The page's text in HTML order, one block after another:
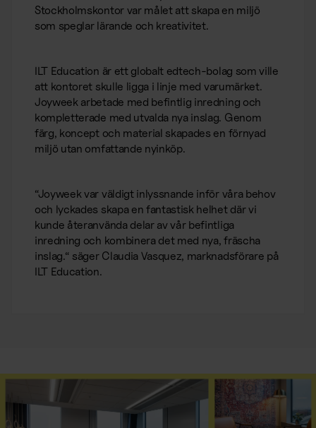
Förbrukning
Mensskydd
Profilprodukter
Trycksaker
Se alla tjänster samlade på en sida
Support
Kaffemaskiner
Bemanning
Vaktmästare
Receptionist
Övrigt
Bud
Larm & säkerhet
Stockholmskontor var målet att skapa en miljö
som speglar lärande och kreativitet.
ILT Education är ett globalt edtech-bolag som ville
att kontoret skulle ligga i linje med varumärket.
Joyweek arbetade med befintlig inredning och
kompletterade med utvalda nya inslag. Genom
färg, koncept och material skapades en förnyad
miljö utan omfattande nyinköp.
“Joyweek var väldigt inlyssnande inför våra behov
och lyckades skapa en fantastisk helhet där vi
kunde återanvända delar av vår befintliga
inredning och kombinera det med nya, fräscha
inslag.“ säger Claudia Vasquez, marknadsförare på
ILT Education.